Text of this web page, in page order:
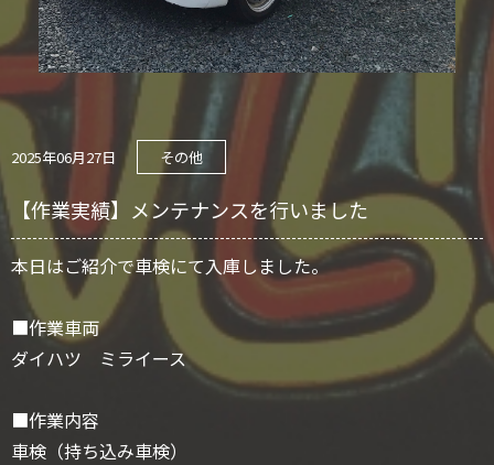
2025年06月27日 その他
【作業実績】メンテナンスを行いました
本日はご紹介で車検にて入庫しました。
■作業車両
ダイハツ ミライース
■作業内容
車検（持ち込み車検）